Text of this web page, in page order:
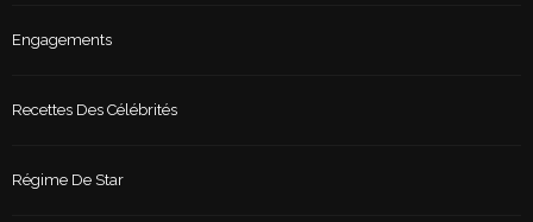
Engagements
Recettes Des Célébrités
Régime De Star